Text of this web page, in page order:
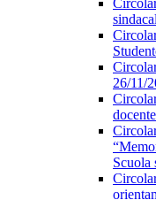
26/11/
Scuola